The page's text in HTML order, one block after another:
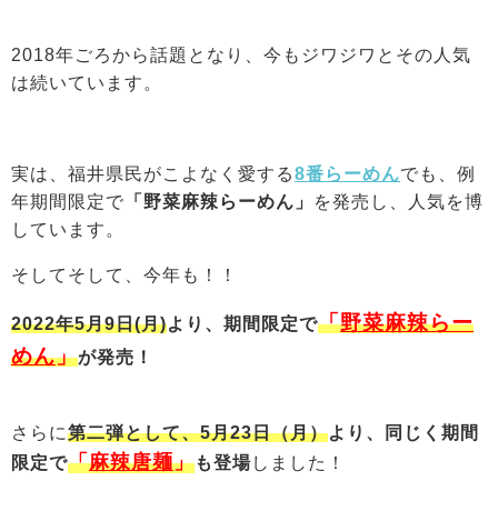
2018年ごろから話題となり、今もジワジワとその人気
は続いています。
実は、福井県民がこよなく愛する8番らーめんでも、例
年期間限定で 「野菜麻辣らーめん」
を発売し、人気を博
しています。
そしてそして、今年も！！
2022年5月9日(月)より、期間限定で「野菜麻辣らー
めん」が発売！
さらに第二弾として、5月23日（月）より、同じく期間
限定で「麻辣唐麺」も登場しました！